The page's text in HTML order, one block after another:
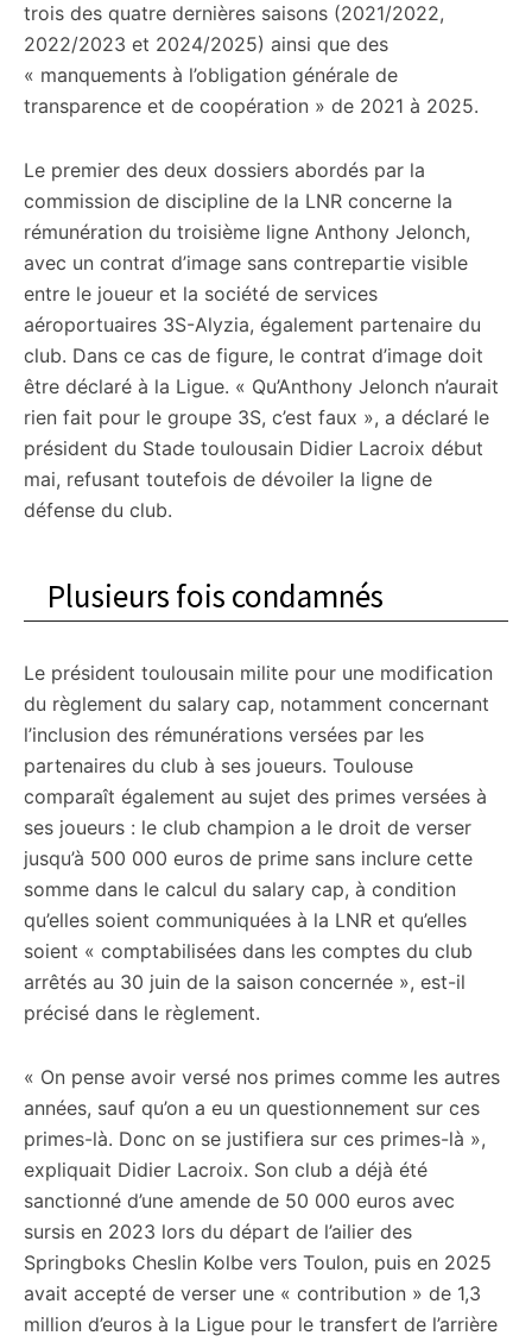
trois des quatre dernières saisons (2021/2022,
2022/2023 et 2024/2025) ainsi que des
« manquements à l’obligation générale de
transparence et de coopération » de 2021 à 2025.
Le premier des deux dossiers abordés par la
commission de discipline de la LNR concerne la
rémunération du troisième ligne Anthony Jelonch,
avec un contrat d’image sans contrepartie visible
entre le joueur et la société de services
aéroportuaires 3S-Alyzia, également partenaire du
club. Dans ce cas de figure, le contrat d’image doit
être déclaré à la Ligue. « Qu’Anthony Jelonch n’aurait
rien fait pour le groupe 3S, c’est faux », a déclaré le
président du Stade toulousain Didier Lacroix début
mai, refusant toutefois de dévoiler la ligne de
défense du club.
Plusieurs fois condamnés
Le président toulousain milite pour une modification
du règlement du salary cap, notamment concernant
l’inclusion des rémunérations versées par les
partenaires du club à ses joueurs. Toulouse
comparaît également au sujet des primes versées à
ses joueurs : le club champion a le droit de verser
jusqu’à 500 000 euros de prime sans inclure cette
somme dans le calcul du salary cap, à condition
qu’elles soient communiquées à la LNR et qu’elles
soient « comptabilisées dans les comptes du club
arrêtés au 30 juin de la saison concernée », est-il
précisé dans le règlement.
« On pense avoir versé nos primes comme les autres
années, sauf qu’on a eu un questionnement sur ces
primes-là. Donc on se justifiera sur ces primes-là »,
expliquait Didier Lacroix. Son club a déjà été
sanctionné d’une amende de 50 000 euros avec
sursis en 2023 lors du départ de l’ailier des
Springboks Cheslin Kolbe vers Toulon, puis en 2025
avait accepté de verser une « contribution » de 1,3
million d’euros à la Ligue pour le transfert de l’arrière